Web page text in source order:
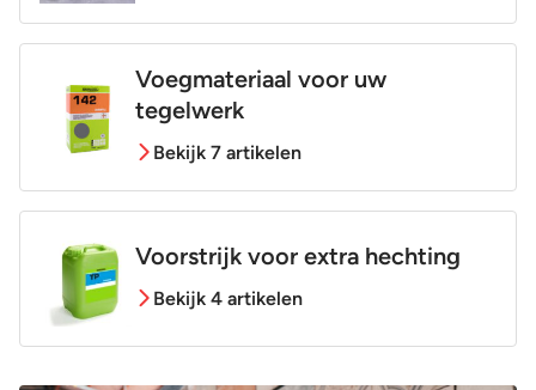
Voegmateriaal voor uw
tegelwerk
Bekijk 7 artikelen
Voorstrijk voor extra hechting
Bekijk 4 artikelen